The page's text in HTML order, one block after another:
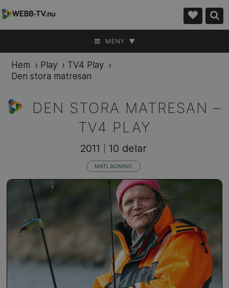
MENY ▼
Hem › Play › TV4 Play ›
Den stora matresan
DEN STORA MATRESAN –
TV4 PLAY
2011 10 delar
MATLAGNING